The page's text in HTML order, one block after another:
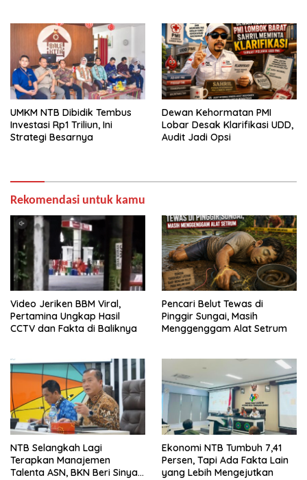
UMKM NTB Dibidik Tembus
Investasi Rp1 Triliun, Ini
Strategi Besarnya
Dewan Kehormatan PMI
Lobar Desak Klarifikasi UDD,
Audit Jadi Opsi
Rekomendasi untuk kamu
Video Jeriken BBM Viral,
Pertamina Ungkap Hasil
CCTV dan Fakta di Baliknya
Pencari Belut Tewas di
Pinggir Sungai, Masih
Menggenggam Alat Setrum
NTB Selangkah Lagi
Terapkan Manajemen
Talenta ASN, BKN Beri Sinyal
Ekonomi NTB Tumbuh 7,41
Persen, Tapi Ada Fakta Lain
yang Lebih Mengejutkan